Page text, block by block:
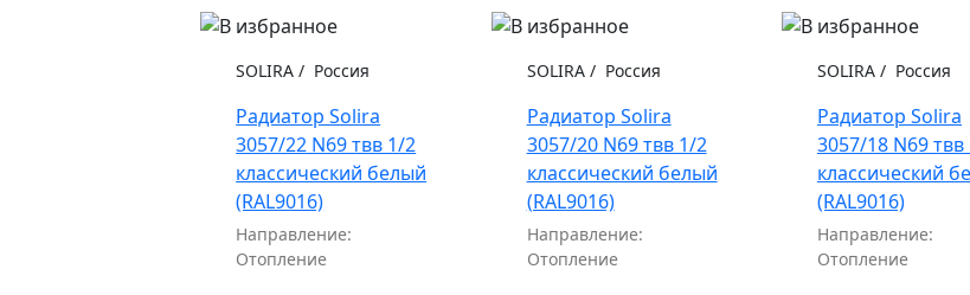
SOLIRA / Россия
Радиатор Solira
3057/22 N69 твв 1/2
классический белый
(RAL9016)
Направление:
Отопление
SOLIRA/ Россия
Радиатор Solira
3057/20 N69 твв 1/2
классический белый
(RAL9016)
Направление:
Отопление
SOLIRA / Россия
Радиатор Solira
3057/18 N69 твв
классический
(RAL9016)
Направление:
Отопление